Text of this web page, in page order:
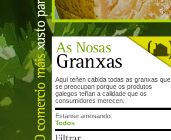
Aquí teñen cabida todas as granxas que
se preocupan porque os produtos
galegos teñan a calidade que os
consumidores merecen.
Estanse amosando:
Todos